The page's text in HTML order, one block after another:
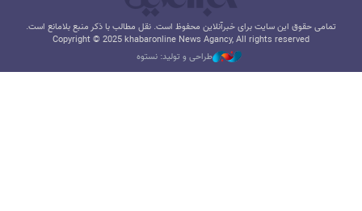
تمامی حقوق این سایت برای خبرآنلاین محفوظ است. نقل مطالب با ذکر منبع بلامانع است.
Copyright © 2025 khabaronline News Agancy, All rights reserved
طراحی و تولید: نستوه